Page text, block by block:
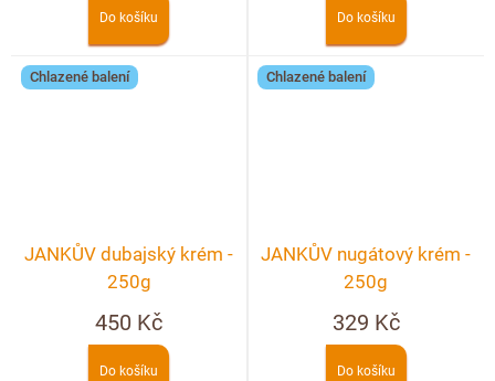
Do košíku Do košíku
Chlazené balení
JANKŮV dubajský krém -
250g
450 Kč
Do košíku
Chlazené balení
JANKŮV nugátový krém -
250g
329 Kč
Do košíku